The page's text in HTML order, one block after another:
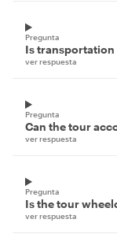
Pregunta
Is
ver respuesta
Pregunta
Can the tour
ver respuesta
Pregunta
Is the tour
ver respuesta